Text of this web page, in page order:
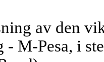
av den
- M-Pesa, i